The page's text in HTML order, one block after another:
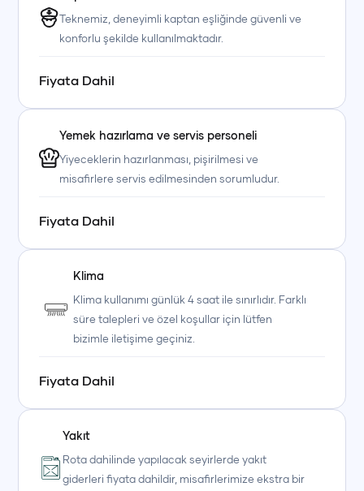
+90 (850) 242 50 50
+90 (850) 242 50 50
+90 (850) 242 50 50
+90 (850) 242 50 50
Teknemiz, deneyimli kaptan eşliğinde güvenli ve
konforlu şekilde kullanılmaktadır.
Fiyata Dahil
Yemek hazırlama ve servis personeli
Yiyeceklerin hazırlanması, pişirilmesi ve
misafirlere servis edilmesinden sorumludur.
Fiyata Dahil
Klima
Klima kullanımı günlük 4 saat ile sınırlıdır. Farklı
süre talepleri ve özel koşullar için lütfen
bizimle iletişime geçiniz.
Fiyata Dahil
Yakıt
Rota dahilinde yapılacak seyirlerde yakıt
giderleri fiyata dahildir, misafirlerimize ekstra bir
+90 (850) 242 50 50
+90 (850) 242 50 50